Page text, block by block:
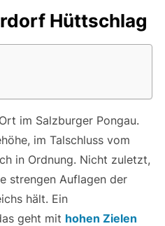
Hüttschlag
im Salzburger Pongau.
im Talschluss vom
in Ordnung. Nicht zuletzt,
strengen Auflagen der
hält. Ein
geht mit hohen Zielen